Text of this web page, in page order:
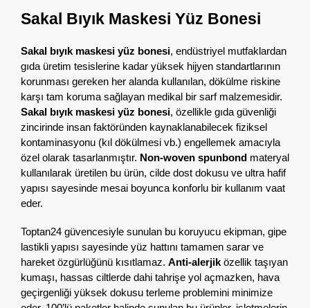
Sakal Bıyık Maskesi Yüz Bonesi
Sakal bıyık maskesi yüz bonesi, endüstriyel mutfaklardan
gıda üretim tesislerine kadar yüksek hijyen standartlarının
korunması gereken her alanda kullanılan, dökülme riskine
karşı tam koruma sağlayan medikal bir sarf malzemesidir.
Sakal bıyık maskesi yüz bonesi, özellikle gıda güvenliği
zincirinde insan faktöründen kaynaklanabilecek fiziksel
kontaminasyonu (kıl dökülmesi vb.) engellemek amacıyla
özel olarak tasarlanmıştır. Non-woven spunbond materyal
kullanılarak üretilen bu ürün, cilde dost dokusu ve ultra hafif
yapısı sayesinde mesai boyunca konforlu bir kullanım vaat
eder.
Toptan24 güvencesiyle sunulan bu koruyucu ekipman, gipe
lastikli yapısı sayesinde yüz hattını tamamen sarar ve
hareket özgürlüğünü kısıtlamaz. Anti-alerjik özellik taşıyan
kumaşı, hassas ciltlerde dahi tahrişe yol açmazken, hava
geçirgenliği yüksek dokusu terleme problemini minimize